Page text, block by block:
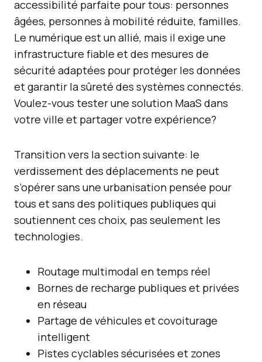
accessibilité parfaite pour tous: personnes
âgées, personnes à mobilité réduite, familles.
Le numérique est un allié, mais il exige une
infrastructure fiable et des mesures de
sécurité adaptées pour protéger les données
et garantir la sûreté des systèmes connectés.
Voulez-vous tester une solution MaaS dans
votre ville et partager votre expérience?
Transition vers la section suivante: le
verdissement des déplacements ne peut
s’opérer sans une urbanisation pensée pour
tous et sans des politiques publiques qui
soutiennent ces choix, pas seulement les
technologies.
Routage multimodal en temps réel
Bornes de recharge publiques et privées
en réseau
Partage de véhicules et covoiturage
intelligent
Pistes cyclables sécurisées et zones